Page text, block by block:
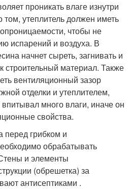
проникать влаге изнутри
том, утеплитель должен иметь
чтобы не
испарений и воздуха. В
начнет сыреть, загнивать и
строительный материал. Также
вентиляционный зазор
отделки и утеплителем,
много влаги, иначе он
свойства.
перед грибком и
обрабатывать
и элементы
(обрешетка) за
антисептиками .